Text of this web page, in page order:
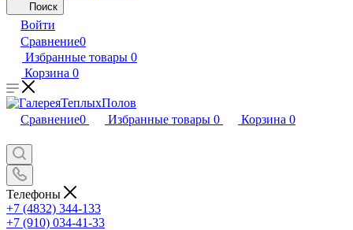
Поиск
Войти
Сравнение0
Избранные товары 0
Корзина 0
Сравнение0 Избранные товары 0 Корзина 0
Телефоны
+7 (4832) 344-133
+7 (910) 034-41-33